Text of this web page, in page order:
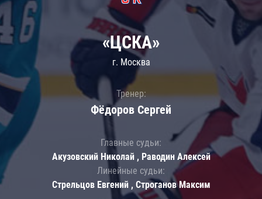
«ЦСКА»
г. Москва
Тренер:
Фёдоров Сергей
Главные судьи:
Акузовский Николай , Раводин Алексей
Линейные судьи:
Стрельцов Евгений , Строганов Максим